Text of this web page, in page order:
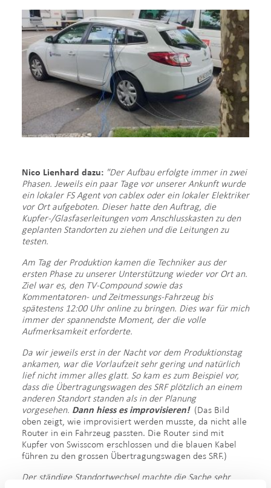
Nico Lienhard dazu: "Der Aufbau erfolgte immer in zwei
Phasen. Jeweils ein paar Tage vor unserer Ankunft wurde
ein lokaler FS Agent von cablex oder ein lokaler Elektriker
vor Ort aufgeboten. Dieser hatte den Auftrag, die
Kupfer-/Glasfaserleitungen vom Anschlusskasten zu den
geplanten Standorten zu ziehen und die Leitungen zu
testen.
Am Tag der Produktion kamen die Techniker aus der
ersten Phase zu unserer Unterstützung wieder vor Ort an.
Ziel war es, den TV-Compound sowie das
Kommentatoren- und Zeitmessungs-Fahrzeug bis
spätestens 12:00 Uhr online zu bringen. Dies war für mich
immer der spannendste Moment, der die volle
Aufmerksamkeit erforderte.
Da wir jeweils erst in der Nacht vor dem Produktionstag
ankamen, war die Vorlaufzeit sehr gering und natürlich
lief nicht immer alles glatt. So kam es zum Beispiel vor,
dass die Übertragungswagen des SRF plötzlich an einem
anderen Standort standen als in der Planung
vorgesehen. Dann hiess es improvisieren! (Das Bild
oben zeigt, wie improvisiert werden musste, da nicht alle
Router in ein Fahrzeug passten. Die Router sind mit
Kupfer von Swisscom erschlossen und die blauen Kabel
führen zu den grossen Übertragungswagen des SRF.)
Der ständige Standortwechsel machte die Sache sehr